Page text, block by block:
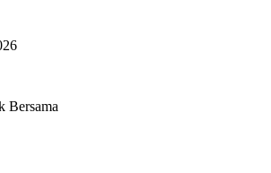
Bersama